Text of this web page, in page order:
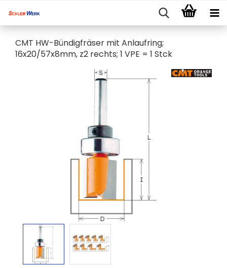
CMT HW-Bündigfräser mit Anlaufring;
16x20/57x8mm, z2 rechts; 1 VPE = 1 Stck